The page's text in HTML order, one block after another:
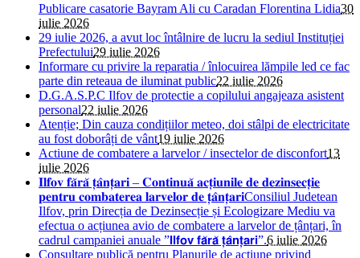
Publicare casatorie Bayram Ali cu Caradan Florentina Lidia30
iulie 2026
29 iulie 2026, a avut loc întâlnire de lucru la sediul Instituției
Prefectului29 iulie 2026
Informare cu privire la reparatia / înlocuirea lămpile led ce fac
parte din reteaua de iluminat public22 iulie 2026
D.G.A.S.P.C Ilfov de protectie a copilului angajeaza asistent
personal22 iulie 2026
Atenție; Din cauza condițiilor meteo, doi stâlpi de electricitate
au fost doborâți de vânt19 iulie 2026
Actiune de combatere a larvelor / insectelor de disconfort13
iulie 2026
𝐈𝐥𝐟𝐨𝐯 𝐟𝐚̆𝐫𝐚̆ 𝐭̦𝐚̂𝐧𝐭̦𝐚𝐫𝐢 – 𝐂𝐨𝐧𝐭𝐢𝐧𝐮𝐚̆ 𝐚𝐜𝐭̦𝐢𝐮𝐧𝐢𝐥𝐞 𝐝𝐞 𝐝𝐞𝐳𝐢𝐧𝐬𝐞𝐜𝐭̦𝐢𝐞
𝐩𝐞𝐧𝐭𝐫𝐮 𝐜𝐨𝐦𝐛𝐚𝐭𝐞𝐫𝐞𝐚 𝐥𝐚𝐫𝐯𝐞𝐥𝐨𝐫 𝐝𝐞 𝐭̦𝐚̂𝐧𝐭̦𝐚𝐫𝐢Consiliul Judetean
Ilfov, prin Direcția de Dezinsecție și Ecologizare Mediu va
efectua o acțiunea avio de combatere a larvelor de țânțari, în
cadrul campaniei anuale ”𝗜𝗹𝗳𝗼𝘃 𝗳𝗮̆𝗿𝗮̆ 𝘁̦𝗮̂𝗻𝘁̦𝗮𝗿𝗶”.6 iulie 2026
Consultare publică pentru Planurile de acțiune privind